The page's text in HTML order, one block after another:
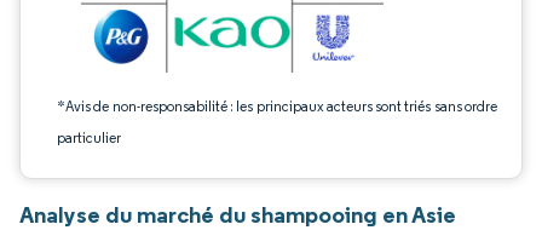
*Avis de non-responsabilité : les principaux acteurs sont triés sans ordre
particulier
Analyse du marché du shampooing en Asie